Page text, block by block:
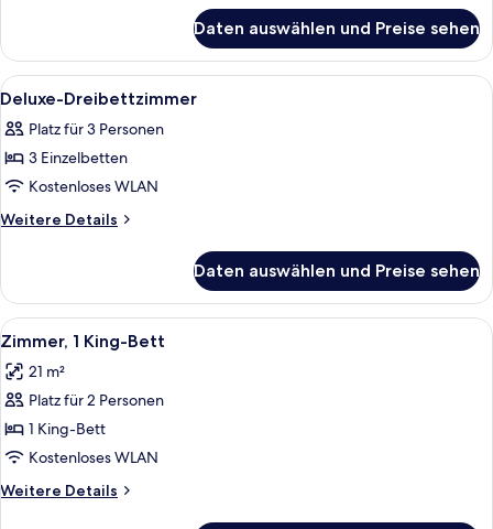
family
Room
Daten auswählen und Preise sehen
Alle
Fotos
für
Deluxe-
Dreibettzimmer
anzeigen
Ein modernes Hotel mit auffälliger
8
Deluxe-Dreibettzimmer
Platz für 3 Personen
3 Einzelbetten
Kostenloses WLAN
Weitere Details
Weitere
Dreibettzimmer
Daten auswählen und Preise sehen
Alle
Fotos
für
Zimmer,
1 King-
Bett
anzeigen
Ein modernes Hotelzimmer mit
5
Zimmer, 1 King-Bett
21 m²
Platz für 2 Personen
1 King-Bett
Kostenloses WLAN
Weitere Details
Weitere